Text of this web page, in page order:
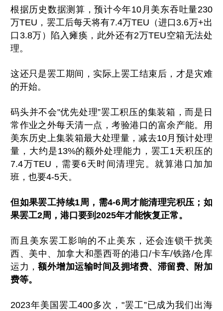
根据历史数据测算，预计今年10月美东吞吐量230
万TEU，罢工后每天将有7.4万TEU（进口3.6万+出
口3.8万）陷入瘫痪，此外还有2万TEU空箱无法处
理。
这还只是罢工期间，实际上罢工结束后，才是灾难
的开始。
码头并不会"优先处理”罢工积压的集装箱，而是日
常作业之外每天清一点，考验港口的富余产能。用
美东历史上集装箱最大处理量，减去10月预计处理
量，大约是13%的额外处理能力，罢工1天积压的
7.4万TEU，需要6天时间清理完。就算港口加加
班，也要4-5天。
但如果罢工持续1周，需4-6周才能清理完积压；如
果罢工2周，港口要到2025年才能恢复正常。
而且美东罢工影响的不止美东，还会连锁干扰美
西、美中、加拿大和墨西哥的港口/卡车/铁路/仓库
运力，额外增加运输时间及拥堵费、滞留费、附加
费等。
2023年美国罢工400多次，"罢工”已成为我们出海